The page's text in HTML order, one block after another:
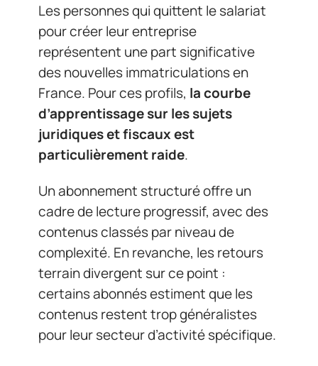
Les personnes qui quittent le salariat
pour créer leur entreprise
représentent une part significative
des nouvelles immatriculations en
France. Pour ces profils, la courbe
d’apprentissage sur les sujets
juridiques et fiscaux est
particulièrement raide.
Un abonnement structuré offre un
cadre de lecture progressif, avec des
contenus classés par niveau de
complexité. En revanche, les retours
terrain divergent sur ce point :
certains abonnés estiment que les
contenus restent trop généralistes
pour leur secteur d’activité spécifique.